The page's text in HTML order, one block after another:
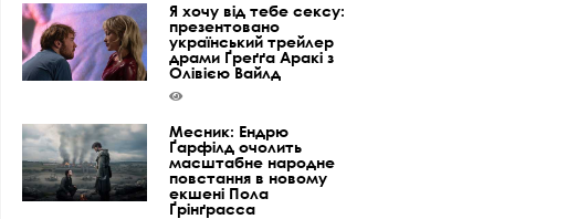
Я хочу від тебе сексу:
презентовано
український трейлер
драми Ґреґґа Аракі з
Олівією Вайлд
Месник: Ендрю
Ґарфілд очолить
масштабне народне
повстання в новому
екшені Пола
Ґрінґрасса